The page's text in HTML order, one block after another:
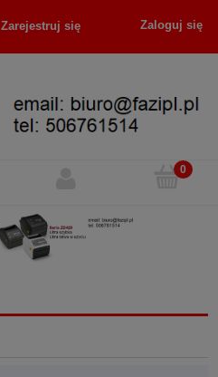
Zarejestruj się Zaloguj się